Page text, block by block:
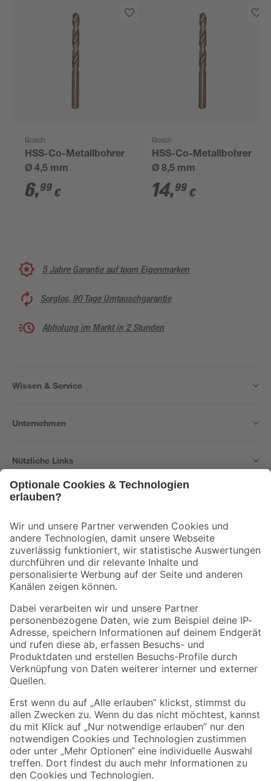
Bosch
HSS-Co-Metallbohrer
Ø 4,5 mm
6,99 €
Bosch
HSS-Co-Metallbohrer
Ø 8,5 mm
14,99 €
5 Jahre Garantie auf toom Eigenmarken
Sorglos, 90 Tage Umtauschgarantie
Abholung im Markt in 2 Stunden
Wissen & Service
Unternehmen
Nützliche Links
Der toom Newsletter: Keine Angebote und Aktionen mehr verpassen!
Zur Newsletter Anmeldung
Folge uns
Zahlungsarten Versandarten
Sicher einkaufen
Jetzt die toom-App herunterladen